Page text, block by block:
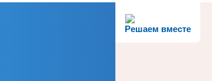
Решаем вместе